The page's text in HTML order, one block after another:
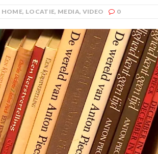
HOME, LOCATIE, MEDIA, VIDEO 0